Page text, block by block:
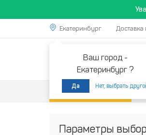
Екатеринбург
Ваш город -
Екатеринбург ?
Да Нет, выбрать
Доставка
Акции
Параметры